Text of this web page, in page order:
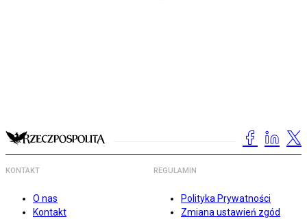
KONTAKT
O nas
Kontakt
REGULAMIN
Polityka Prywatności
Zmiana ustawień zgód